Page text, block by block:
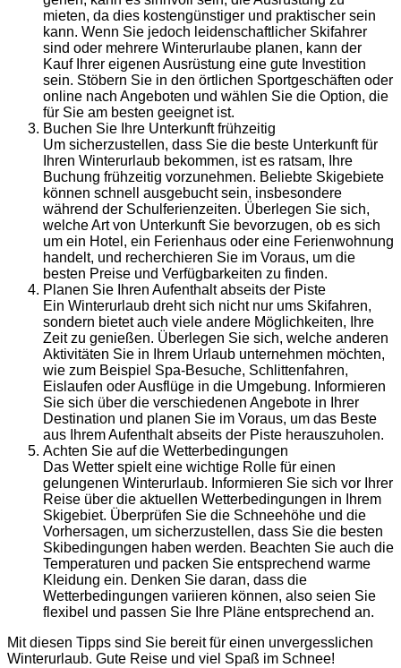
mieten, da dies kostengünstiger und praktischer sein
kann. Wenn Sie jedoch leidenschaftlicher Skifahrer
sind oder mehrere Winterurlaube planen, kann der
Kauf Ihrer eigenen Ausrüstung eine gute Investition
sein. Stöbern Sie in den örtlichen Sportgeschäften oder
online nach Angeboten und wählen Sie die Option, die
für Sie am besten geeignet ist.
Buchen Sie Ihre Unterkunft frühzeitig
Um sicherzustellen, dass Sie die beste Unterkunft für
Ihren Winterurlaub bekommen, ist es ratsam, Ihre
Buchung frühzeitig vorzunehmen. Beliebte Skigebiete
können schnell ausgebucht sein, insbesondere
während der Schulferienzeiten. Überlegen Sie sich,
welche Art von Unterkunft Sie bevorzugen, ob es sich
um ein Hotel, ein Ferienhaus oder eine Ferienwohnung
handelt, und recherchieren Sie im Voraus, um die
besten Preise und Verfügbarkeiten zu finden.
Planen Sie Ihren Aufenthalt abseits der Piste
Ein Winterurlaub dreht sich nicht nur ums Skifahren,
sondern bietet auch viele andere Möglichkeiten, Ihre
Zeit zu genießen. Überlegen Sie sich, welche anderen
Aktivitäten Sie in Ihrem Urlaub unternehmen möchten,
wie zum Beispiel Spa-Besuche, Schlittenfahren,
Eislaufen oder Ausflüge in die Umgebung. Informieren
Sie sich über die verschiedenen Angebote in Ihrer
Destination und planen Sie im Voraus, um das Beste
aus Ihrem Aufenthalt abseits der Piste herauszuholen.
Achten Sie auf die Wetterbedingungen
Das Wetter spielt eine wichtige Rolle für einen
gelungenen Winterurlaub. Informieren Sie sich vor Ihrer
Reise über die aktuellen Wetterbedingungen in Ihrem
Skigebiet. Überprüfen Sie die Schneehöhe und die
Vorhersagen, um sicherzustellen, dass Sie die besten
Skibedingungen haben werden. Beachten Sie auch die
Temperaturen und packen Sie entsprechend warme
Kleidung ein. Denken Sie daran, dass die
Wetterbedingungen variieren können, also seien Sie
flexibel und passen Sie Ihre Pläne entsprechend an.
Mit diesen Tipps sind Sie bereit für einen unvergesslichen
Winterurlaub. Gute Reise und viel Spaß im Schnee!